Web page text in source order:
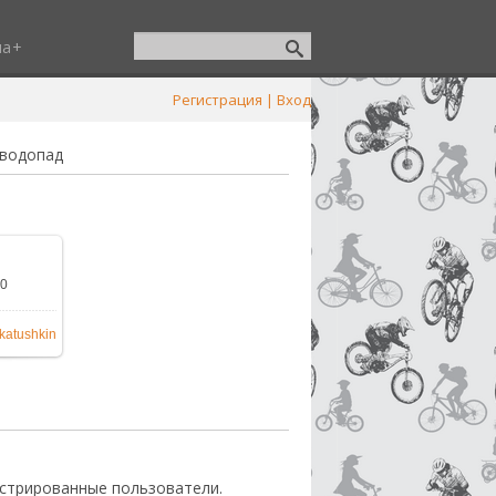
Регистрация | Вход
пользователи.